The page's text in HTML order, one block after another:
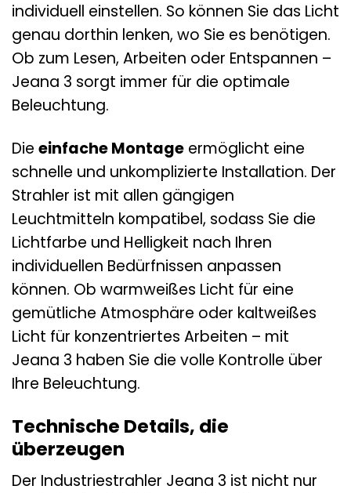
individuell einstellen. So können Sie das Licht
genau dorthin lenken, wo Sie es benötigen.
Ob zum Lesen, Arbeiten oder Entspannen –
Jeana 3 sorgt immer für die optimale
Beleuchtung.
Die einfache Montage ermöglicht eine
schnelle und unkomplizierte Installation. Der
Strahler ist mit allen gängigen
Leuchtmitteln kompatibel, sodass Sie die
Lichtfarbe und Helligkeit nach Ihren
individuellen Bedürfnissen anpassen
können. Ob warmweißes Licht für eine
gemütliche Atmosphäre oder kaltweißes
Licht für konzentriertes Arbeiten – mit
Jeana 3 haben Sie die volle Kontrolle über
Ihre Beleuchtung.
Technische Details, die
überzeugen
Der Industriestrahler Jeana 3 ist nicht nur